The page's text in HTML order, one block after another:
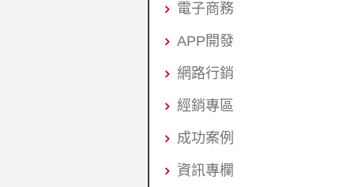
電子商務
APP開發
網路行銷
經銷專區
成功案例
資訊專欄